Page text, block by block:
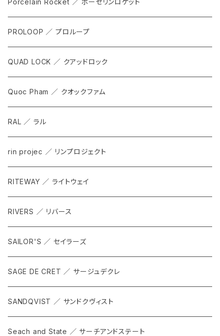
TOOL
Porcelain Rocket ／ ポーセリンロケット
PROLOOP ／ プロループ
QUAD LOCK ／ クアッドロック
Quoc Pham ／ クオックファム
RAL ／ ラル
rin projec ／ リンプロジェクト
RITEWAY ／ ライトウェイ
RIVERS ／ リバース
SAILOR'S ／ セイラーズ
SAGE DE CRET ／ サージュデクレ
SANDQVIST ／ サンドクヴィスト
Seach and State ／ サーチアンドステート